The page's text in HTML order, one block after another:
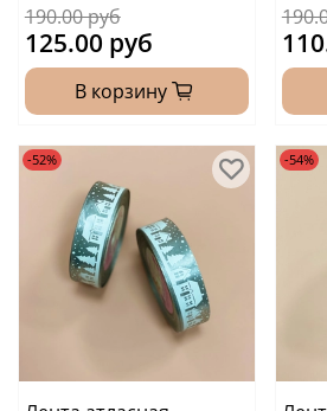
190.00 руб
125.00 руб
В корзину
-52% -54%